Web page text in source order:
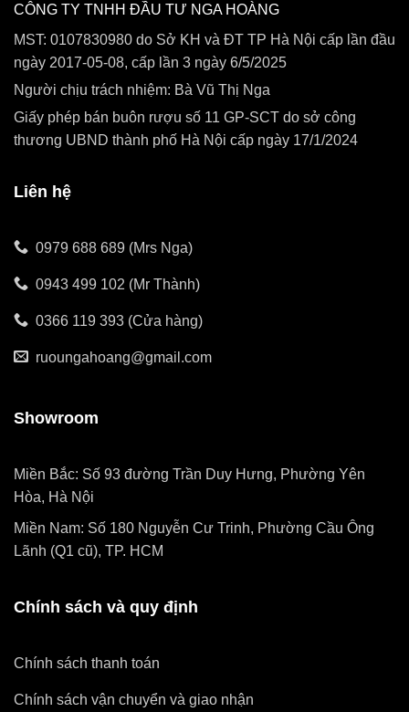
CÔNG TY TNHH ĐẦU TƯ NGA HOÀNG
MST: 0107830980 do Sở KH và ĐT TP Hà Nội cấp lần đầu
ngày 2017-05-08, cấp lần 3 ngày 6/5/2025
Người chịu trách nhiệm: Bà Vũ Thị Nga
Giấy phép bán buôn rượu số 11 GP-SCT do sở công
thương UBND thành phố Hà Nội cấp ngày 17/1/2024
Liên hệ
0979 688 689 (Mrs Nga)
0943 499 102 (Mr Thành)
0366 119 393 (Cửa hàng)
ruoungahoang@gmail.com
Showroom
Miền Bắc: Số 93 đường Trần Duy Hưng, Phường Yên
Hòa, Hà Nội
Miền Nam: Số 180 Nguyễn Cư Trinh, Phường Cầu Ông
Lãnh (Q1 cũ), TP. HCM
Chính sách và quy định
Chính sách thanh toán
Chính sách vận chuyển và giao nhận